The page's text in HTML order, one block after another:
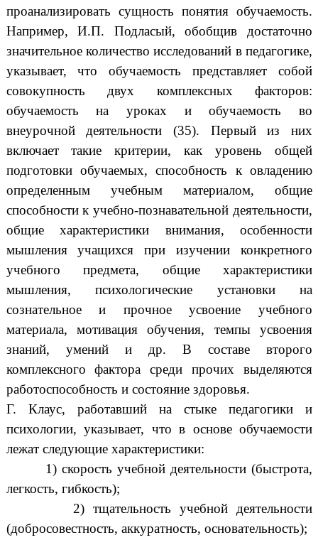
проанализировать сущность понятия обучаемость.
Например, И.П. Подласый, обобщив достаточно
значительное количество исследований в педагогике,
указывает, что обучаемость представляет собой
совокупность двух комплексных факторов:
обучаемость на уроках и обучаемость во
внеурочной деятельности (35). Первый из них
включает такие критерии, как уровень общей
подготовки обучаемых, способность к овладению
определенным учебным материалом, общие
способности к учебно-познавательной деятельности,
общие характеристики внимания, особенности
мышления учащихся при изучении конкретного
учебного предмета, общие характеристики
мышления, психологические установки на
сознательное и прочное усвоение учебного
материала, мотивация обучения, темпы усвоения
знаний, умений и др. В составе второго
комплексного фактора среди прочих выделяются
работоспособность и состояние здоровья.
Г. Клаус, работавший на стыке педагогики и
психологии, указывает, что в основе обучаемости
лежат следующие характеристики:
1) скорость учебной деятельности (быстрота,
легкость, гибкость);
2) тщательность учебной деятельности
(добросовестность, аккуратность, основательность);